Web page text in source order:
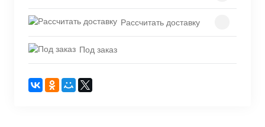
Рассчитать доставку
Под заказ